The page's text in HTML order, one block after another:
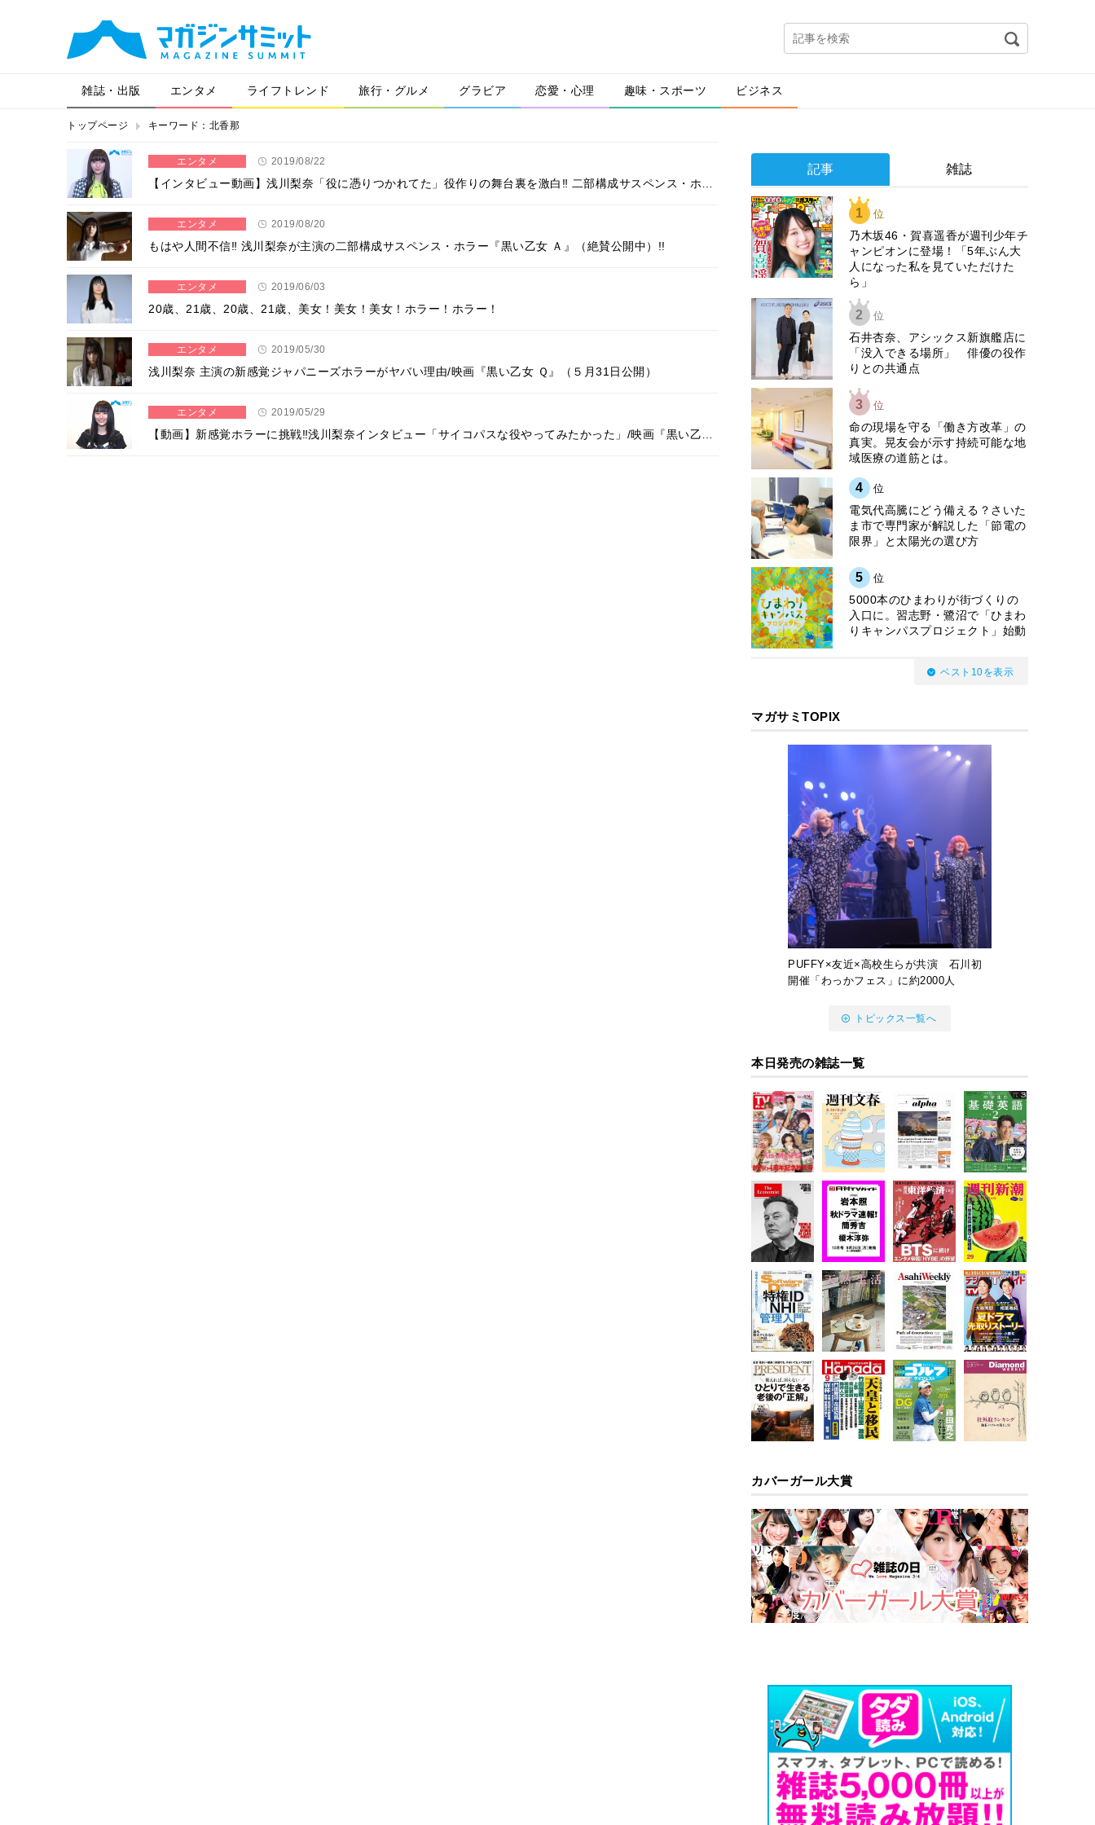
雑誌・出版 エンタメ ライフトレンド 旅行・グルメ グラビア 恋愛・心理 趣味・スポーツ ビジネス
トップページ キーワード：北香那
エンタメ 2019/08/22
【インタビュー動画】浅川梨奈「役に憑りつかれてた」役作りの舞台裏を激白‼ 二部構成サスペンス・ホ…
エンタメ 2019/08/20
もはや人間不信‼ 浅川梨奈が主演の二部構成サスペンス・ホラー『黒い乙女 Ａ』（絶賛公開中）!!
エンタメ 2019/06/03
20歳、21歳、20歳、21歳、美女！美女！美女！ホラー！ホラー！
エンタメ 2019/05/30
浅川梨奈 主演の新感覚ジャパニーズホラーがヤバい理由/映画『黒い乙女 Ｑ』（５月31日公開）
エンタメ 2019/05/29
【動画】新感覚ホラーに挑戦‼浅川梨奈インタビュー「サイコパスな役やってみたかった」/映画『黒い乙…
記事 雑誌
1 位
乃木坂46・賀喜遥香が週刊少年チ
ャンピオンに登場！「5年ぶん大
人になった私を見ていただけた
ら」
2 位
石井杏奈、アシックス新旗艦店に
「没入できる場所」 俳優の役作
りとの共通点
3 位
​命の現場を守る「働き方改革」の
真実。晃友会が示す持続可能な地
域医療の道筋とは。
4 位
電気代高騰にどう備える？さいた
ま市で専門家が解説した「節電の
限界」と太陽光の選び方
5 位
5000本のひまわりが街づくりの
入口に。習志野・鷺沼で「ひまわ
りキャンパスプロジェクト」始動
ベスト10を表示
マガサミTOPIX
PUFFY×友近×高校生らが共演 石川初
開催「わっかフェス」に約2000人
トピックス一覧へ
本日発売の雑誌一覧
カバーガール大賞